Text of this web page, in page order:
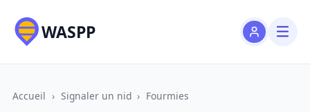
WASPP
Accueil › Signaler un nid › Fourmies